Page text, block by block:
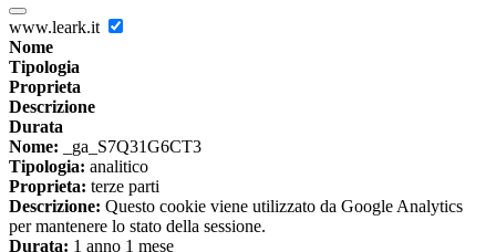
www.leark.it
Nome
Tipologia
Proprieta
Descrizione
Durata
Nome: _ga_S7Q31G6CT3
Tipologia: analitico
Proprieta: terze parti
Descrizione: Questo cookie viene utilizzato da Google Analytics
per mantenere lo stato della sessione.
Durata: 1 anno 1 mese